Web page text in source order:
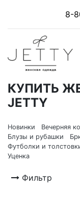
8-
КУПИТЬ
JETTY
Новинки Вечерняя
Блузы и рубашки
Футболки и
Уценка
Фильтр